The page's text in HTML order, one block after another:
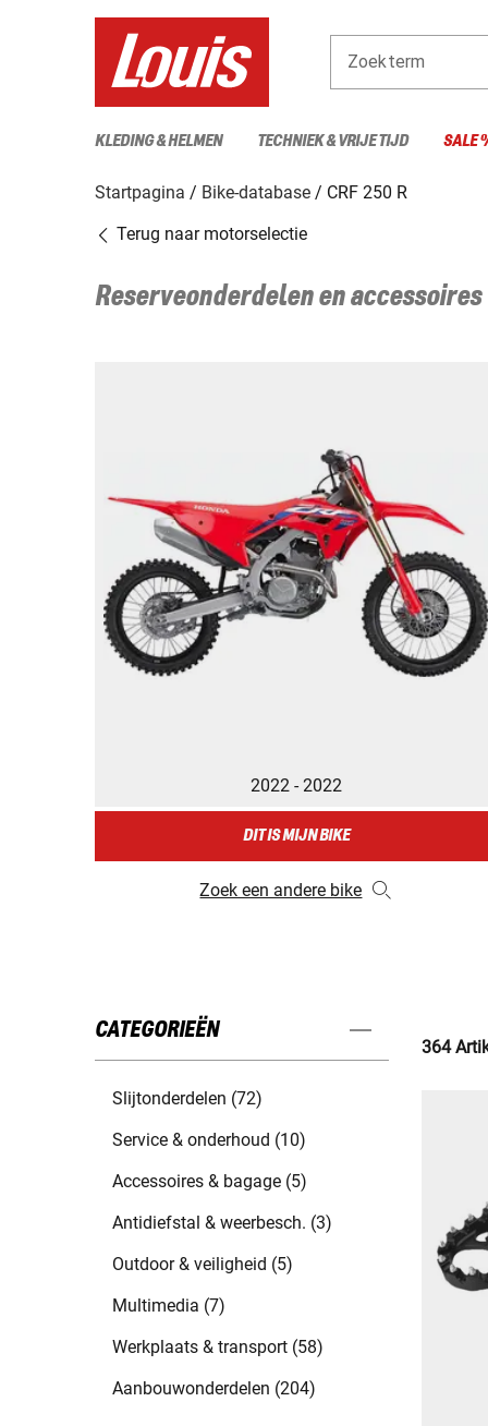
Zoekterm
KLEDING & HELMEN TECHNIEK & VRIJE TIJD SALE
Startpagina Bike-database
CRF 250 R
Terug naar motorselectie
Reserveonderdelen en
2022 - 2022
DIT IS MIJN BIKE
Zoek een andere bike
CATEGORIEËN
Slijtonderdelen (72)
Service & onderhoud (10)
Accessoires & bagage (5)
Antidiefstal & weerbesch. (3)
Outdoor & veiligheid (5)
Multimedia (7)
Werkplaats & transport (58)
Aanbouwonderdelen (204)
364